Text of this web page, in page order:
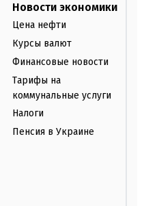
Новости экономики
Цена нефти
Курсы валют
Финансовые новости
Тарифы на
коммунальные услуги
Налоги
Пенсия в Украине